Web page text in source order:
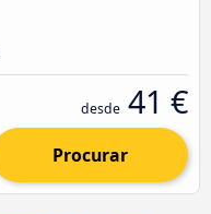
desde 41 €
Procurar